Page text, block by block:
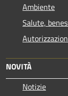
Ambiente
Salute,
NOVITÀ
Notizie